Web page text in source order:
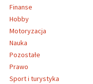
Finanse
Hobby
Motoryzacja
Nauka
Pozostałe
Prawo
Sport i turystyka